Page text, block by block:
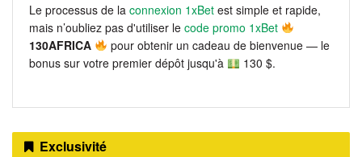
Le processus de la connexion 1xBet est simple et rapide,
mais n’oubliez pas d'utiliser le code promo 1xBet
130AFRICA
pour obtenir un cadeau de bienvenue — le
bonus sur votre premier dépôt jusqu'à
130 $.
Exclusivité